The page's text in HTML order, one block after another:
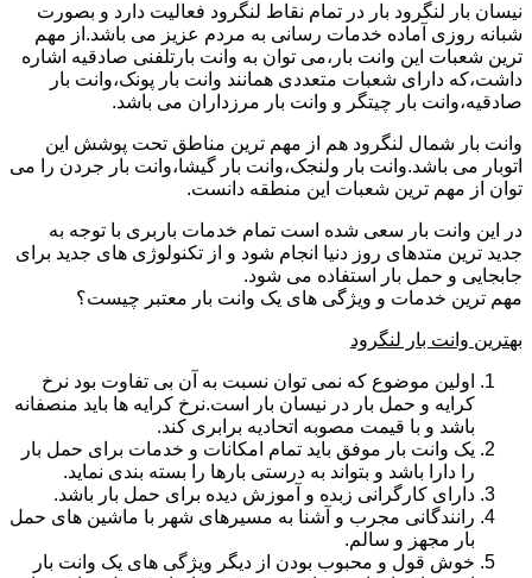
نیسان بار لنگرود بار در تمام نقاط لنگرود فعالیت دارد و بصورت
شبانه روزی آماده خدمات رسانی به مردم عزیز می باشد.از مهم
ترین شعبات این وانت بار،می توان به وانت بارتلفنی صادقیه اشاره
داشت،که دارای شعبات متعددی همانند وانت بار پونک،وانت بار
صادقیه،وانت بار چیتگر و وانت بار مرزداران می باشد.
وانت بار شمال لنگرود هم از مهم ترین مناطق تحت پوشش این
اتوبار می باشد.وانت بار ولنجک،وانت بار گیشا،وانت بار جردن را می
توان از مهم ترین شعبات این منطقه دانست.
در این وانت بار سعی شده است تمام خدمات باربری با توجه به
جدید ترین متدهای روز دنیا انجام شود و از تکنولوژی های جدید برای
جابجایی و حمل بار استفاده می شود.
مهم ترین خدمات و ویژگی های یک وانت بار معتبر چیست؟
بهترین وانت بار لنگرود
اولین موضوع که نمی توان نسبت به آن بی تفاوت بود نرخ
کرایه و حمل بار در نیسان بار است.نرخ کرایه ها باید منصفانه
باشد و با قیمت مصوبه اتحادیه برابری کند.
یک وانت بار موفق باید تمام امکانات و خدمات برای حمل بار
را دارا باشد و بتواند به درستی بارها را بسته بندی نماید.
دارای کارگرانی زبده و آموزش دیده برای حمل بار باشد.
رانندگانی مجرب و آشنا به مسیرهای شهر با ماشین های حمل
بار مجهز و سالم.
خوش قول و محبوب بودن از دیگر ویژگی های یک وانت بار